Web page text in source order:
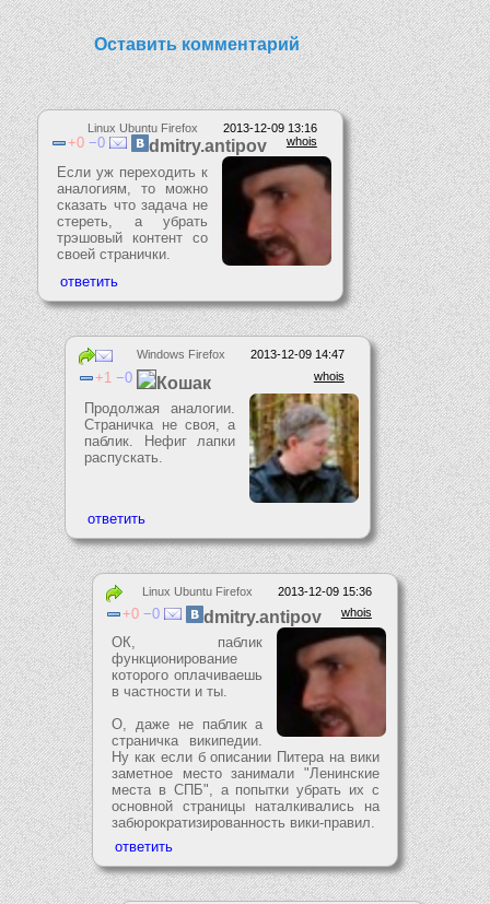
Оставить комментарий
2013-12-09 13:16
Linux Ubuntu Firefox
whois
0 0 dmitry.antipov
Если уж переходить к
аналогиям, то можно
сказать что задача не
стереть, а убрать
трэшовый контент со
своей странички.
2013-12-09 14:47
Windows Firefox
whois
1 0 Кошак
Продолжая аналогии.
Страничка не своя, а
паблик. Нефиг лапки
распускать.
2013-12-09 15:36
Linux Ubuntu Firefox
whois
0 0 dmitry.antipov
ОК, паблик
функционирование
которого оплачиваешь
в частности и ты.
О, даже не паблик а
страничка википедии.
Ну как если б описании Питера на вики
заметное место занимали "Ленинские
места в СПБ", а попытки убрать их с
основной страницы наталкивались на
забюрократизированность вики-правил.